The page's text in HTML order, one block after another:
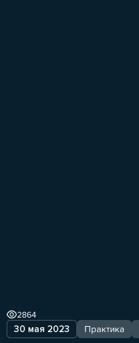
30 мая 2023 Практика
2864